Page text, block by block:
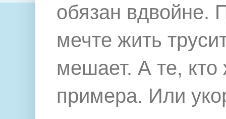
обязан вдвойне.
мечте жить
мешает. А те,
примера. Или